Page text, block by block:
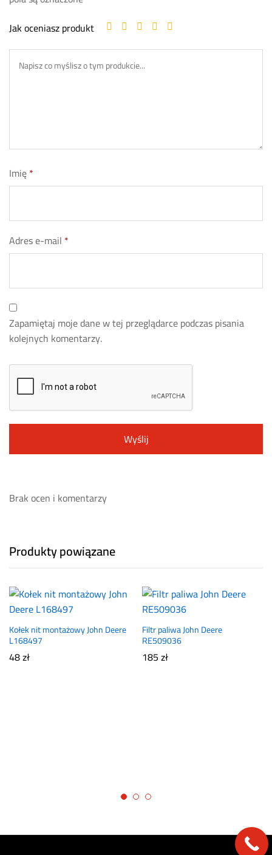
Jak oceniasz produkt
Imię*
Adres e-mail *
Zapamiętaj moje dane w tej przeglądarce podczas pisania
kolejnych komentarzy.
Brak ocen i komentarzy
Produkty powiązane
Kołek nit montażowy John Deere
L168497
48zł
Filtr paliwa John Deere
RE509036
185zł